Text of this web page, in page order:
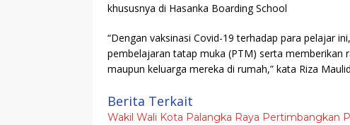
khususnya di Hasanka Boarding School
“Dengan vaksinasi Covid-19 terhadap para pelajar
pembelajaran tatap muka (PTM) serta memberikan
maupun keluarga mereka di rumah,” kata Riza
Berita Terkait
Wakil Wali Kota Palangka Raya Pertimbangkan